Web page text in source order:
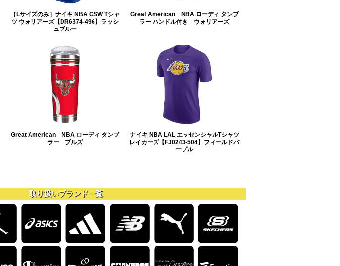
［Lサイズのみ］ナイキ NBA GSW Tシャ
ツ ウォリアーズ【DR6374-496】ラッシ
ュブルー
Great American NBA ローディ タンブ
ラー ハンドル付き ウォリアーズ
Great American NBA ローディ タンブ
ラー ブルズ
ナイキ NBA LAL エッセンシャルTシャツ
レイカーズ【FJ0243-504】フィールドパ
ープル
取り扱いブランド一覧